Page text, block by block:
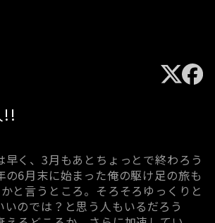
!!
早く、3月もあとちょっとで終わろう
の6月末に始まった俺の駆け足の旅も
と言うところ。そろそろゆっくりと
のでは？と思う人もいるだろう